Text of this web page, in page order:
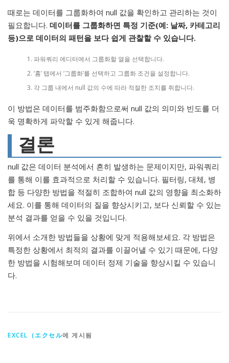
때로는 데이터를 그룹화하여 null 값을 확인하고 관리하는 것이
필요합니다. 데이터를 그룹화하면 특정 기준(예: 날짜, 카테고리
등)으로 데이터의 패턴을 보다 쉽게 관찰할 수 있습니다.
파워쿼리 에디터에서 그룹화할 열을 선택합니다.
‘홈’ 탭에서 ‘그룹화’를 선택하고 그룹화 조건을 설정합니다.
각 그룹 내에서 null 값의 수에 따라 적절한 조치를 취합니다.
이 방법은 데이터를 범주화함으로써 null 값의 의미와 빈도를 더
욱 명확하게 파악할 수 있게 해줍니다.
결론
null 값은 데이터 분석에서 흔히 발생하는 문제이지만, 파워쿼리
를 통해 이를 효과적으로 처리할 수 있습니다. 필터링, 대체, 병
합 등 다양한 방법을 적절히 조합하여 null 값의 영향을 최소화하
세요. 이를 통해 데이터의 질을 향상시키고, 보다 신뢰할 수 있는
분석 결과를 얻을 수 있을 것입니다.
위에서 소개한 방법들을 상황에 맞게 적용해보세요. 각 방법은
특정한 상황에서 최적의 결과를 이끌어낼 수 있기 때문에, 다양
한 방법을 시험해보며 데이터 정제 기술을 향상시킬 수 있습니
다.
EXCEL（エクセル에 게시됨